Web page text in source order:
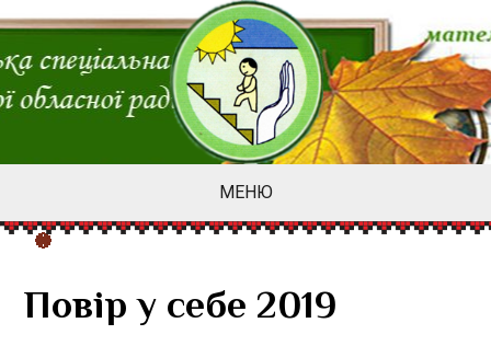
МЕНЮ
Повір у себе 2019